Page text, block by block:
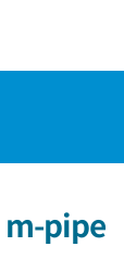
m-pipe